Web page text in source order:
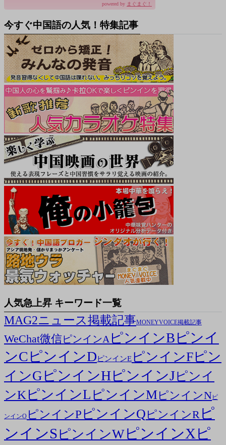
powered by まぐまぐ！
今すぐ中国語の人気！特集記事
人気急上昇 キーワード一覧
MAG2ニュース掲載記事MONEYVOICE掲載記事
WeChat微信ピンインAピンインB ピンイ
ンC ピンインDピンインE ピンインFピン
インG ピンインHピンインJピンイ
ンK ピンインL ピンインMピンインNピ
ンインO ピンインP ピンインQ ピンインR ピ
ンインSピンインWピンインXピ